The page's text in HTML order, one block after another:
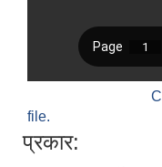
file.
प्रकार: